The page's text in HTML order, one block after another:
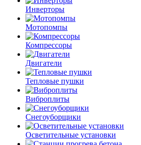
Инверторы
Мотопомпы
Компрессоры
Двигатели
Тепловые пушки
Виброплиты
Снегоуборщики
Осветительные установки